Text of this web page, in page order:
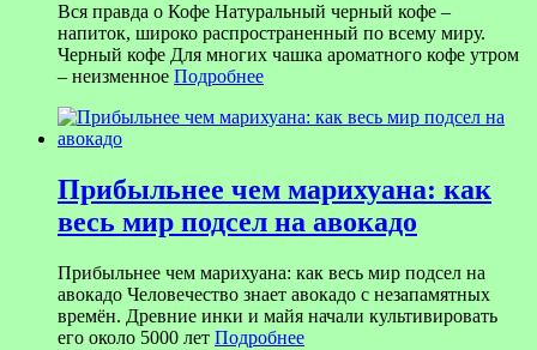
Вся правда о Кофе Натуральный черный кофе –
напиток, широко распространенный по всему миру.
Черный кофе Для многих чашка ароматного кофе утром
– неизменное Подробнее
Прибыльнее чем марихуана: как
весь мир подсел на авокадо
Прибыльнее чем марихуана: как весь мир подсел на
авокадо Человечество знает авокадо с незапамятных
времён. Древние инки и майя начали культивировать
его около 5000 лет Подробнее